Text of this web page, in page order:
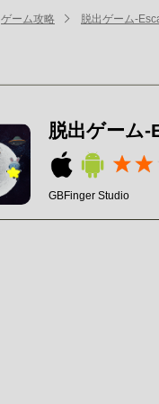
ゲーム攻略 脱出ゲーム-
脱出ゲーム
GBFinger Studio